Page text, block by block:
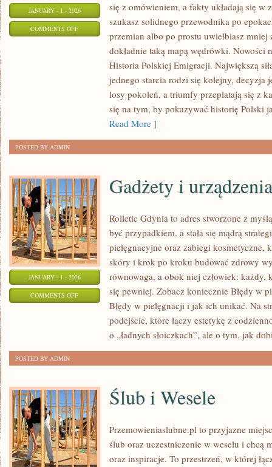
JANUARY - 1 - 2026
COMMENTS OFFON
się z omówieniem, a fakty układają się w
szukasz solidnego przewodnika po
przemian albo po prostu uwielbiasz
dokładnie taką mapą wędrówki. Nowości
Historia Polskiej Emigracji. Największą
jednego starcia rodzi się kolejny, decyzja
losy pokoleń, a triumfy przeplatają się z
się na tym, by pokazywać historię Polski
Read More ]
POSTED BY ADMIN
JANUARY - 1 - 2026
COMMENTS OFFON
URZĄDZENIA
Gadżety i
Rolletic Gdynia to adres stworzone z
być przypadkiem, a stała się mądrą
pielęgnacyjne oraz zabiegi kosmetyczne,
skóry i krok po kroku budować zdrowy
równowaga, a obok niej człowiek: każdy,
się pewniej. Zobacz koniecznie Błędy w
Błędy w pielęgnacji i jak ich unikać. Na
podejście, które łączy estetykę z
o „ładnych słoiczkach”, ale o tym, jak
POSTED BY ADMIN
Ślub i Wesele
Przemowieniaslubne.pl to przyjazne
ślub oraz uczestniczenie w weselu i chcą
oraz inspiracje. To przestrzeń, w której